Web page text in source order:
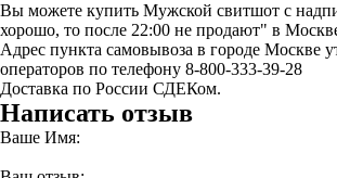
Вы можете купить Мужской свитшот с
хорошо, то после 22:00 не продают" в
Адрес пункта самовывоза в городе Москве
операторов по телефону 8-800-333-39-28
Доставка по России СДЕКом.
Написать отзыв
Ваше Имя: